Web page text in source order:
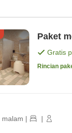
Paket
Gratis
Rincian
malam | |